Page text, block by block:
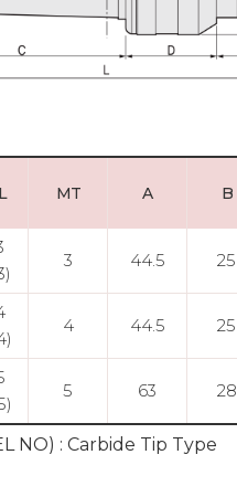
MT A B
3 44.5 25
4 44.5 25
5 63 28
NO) : Carbide Tip Type